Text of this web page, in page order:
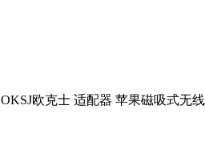
OKSJ欧克士 适配器 苹果磁吸式无